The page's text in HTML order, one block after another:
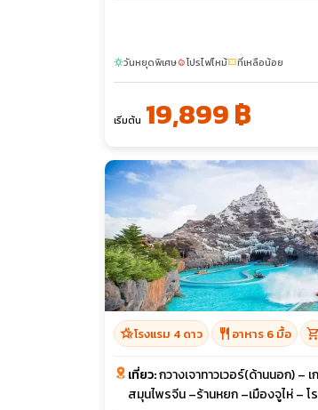
sunnyวันหยุดพิเศษlocal_fire_departmentโปรไฟไหม้confirmation_numberที่เหลือน้อย
เริ่มต้น 19,899 ฿
hotel_classโรงแรม 4 ดาว restaurant อาหาร 6 มื้อ shopping_cart
เที่ยว:กวางเจาทาวเวอร์(ด้านนอก)
สมุนไพรจีน –ร้านหยก –เมืองจูไห่ –